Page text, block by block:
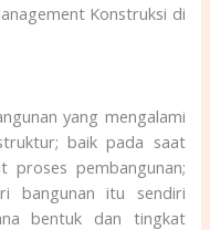
yang mengalami
baik pada saat
proses pembangunan;
bangunan itu sendiri
bentuk dan tingkat